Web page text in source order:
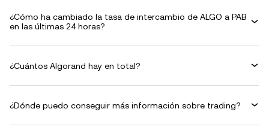
¿Cómo ha cambiado la tasa de intercambio de ALGO a PAB
en las últimas 24 horas?
¿Cuántos Algorand hay en total?
¿Dónde puedo conseguir más información sobre trading?